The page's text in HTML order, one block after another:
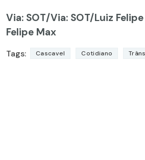
Via: SOT/Via: SOT/Luiz
Felipe Max
Tags: Cascavel Cotidiano